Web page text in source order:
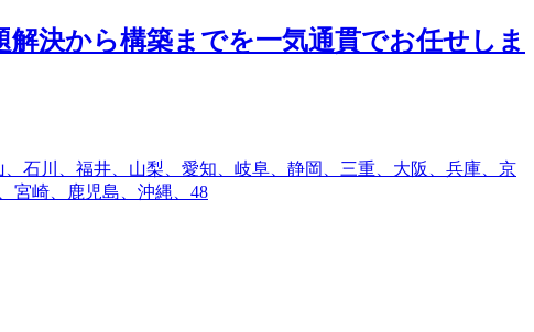
解決から構築までを一気通貫でお任せしま
石川、福井、山梨、愛知、岐阜、静岡、三重、大阪、兵庫、京
宮崎、鹿児島、沖縄、48